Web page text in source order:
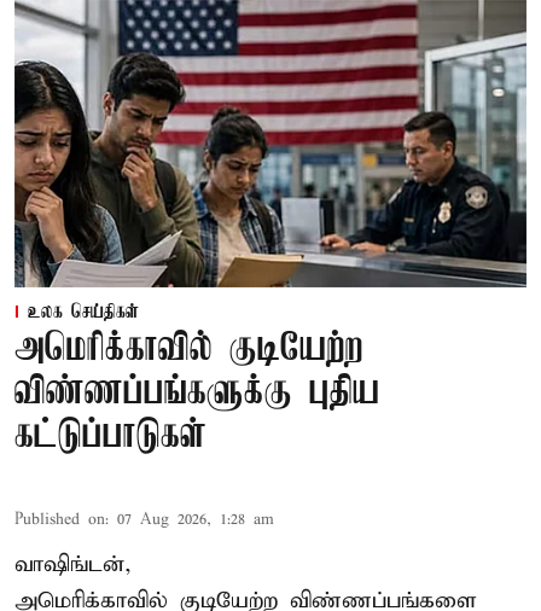
உலக செய்திகள்
அமெரிக்காவில் குடியேற்ற
விண்ணப்பங்களுக்கு புதிய
கட்டுப்பாடுகள்
Published on: 07 Aug 2026, 1:28 am
வாஷிங்டன்,
அமெரிக்காவில் குடியேற்ற விண்ணப்பங்களை